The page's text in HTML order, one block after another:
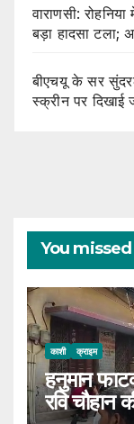
वाराणसी:
बड़ा हादसा टला;
बीएचयू के सर
स्क्रीन पर दिखाई
You missed
काशी क्राइम
हनुमान
रवि चौहान